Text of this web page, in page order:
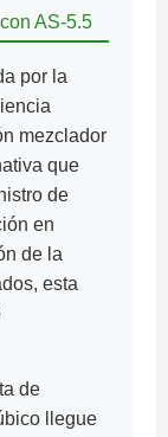
AS-5.5
por la
mezclador
que
de
en
de la
esta
de
llegue